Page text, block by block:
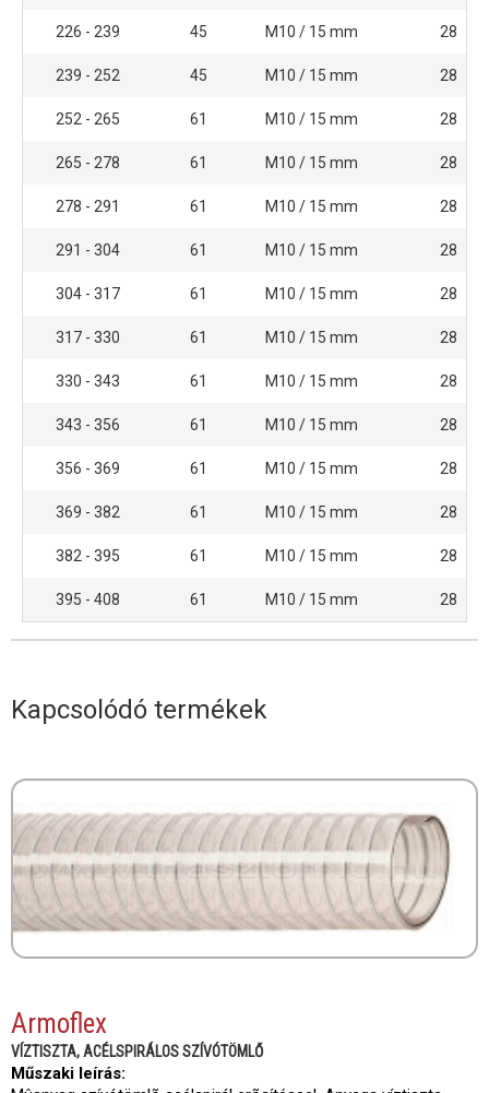
226 - 239 45 M10 / 15 mm 28
239 - 252 45 M10 / 15 mm 28
252 - 265 61 M10 / 15 mm 28
265 - 278 61 M10 / 15 mm 28
278 - 291 61 M10 / 15 mm 28
291 - 304 61 M10 / 15 mm 28
304 - 317 61 M10 / 15 mm 28
317 - 330 61 M10 / 15 mm 28
330 - 343 61 M10 / 15 mm 28
343 - 356 61 M10 / 15 mm 28
356 - 369 61 M10 / 15 mm 28
369 - 382 61 M10 / 15 mm 28
382 - 395 61 M10 / 15 mm 28
395 - 408 61 M10 / 15 mm 28
Kapcsolódó termékek
Armoflex
VÍZTISZTA, ACÉLSPIRÁLOS SZÍVÓTÖMLŐ
Műszaki leírás: